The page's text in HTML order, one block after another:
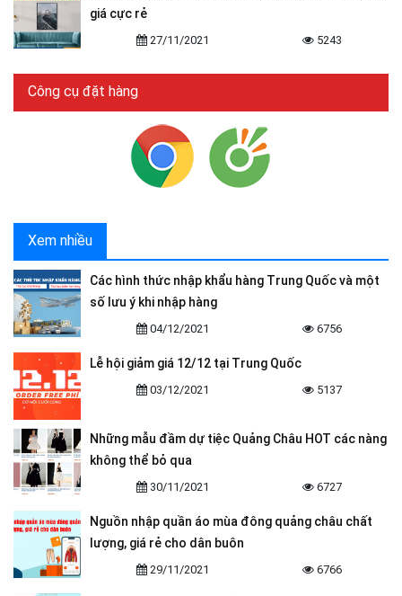
giá cực rẻ
27/11/2021 5243
Công cụ đặt hàng
Xem nhiều
Các hình thức nhập khẩu hàng Trung Quốc và một
số lưu ý khi nhập hàng
04/12/2021 6756
Lễ hội giảm giá 12/12 tại Trung Quốc
03/12/2021 5137
Những mẫu đầm dự tiệc Quảng Châu HOT các nàng
không thể bỏ qua
30/11/2021 6727
Nguồn nhập quần áo mùa đông quảng châu chất
lượng, giá rẻ cho dân buôn
29/11/2021 6766